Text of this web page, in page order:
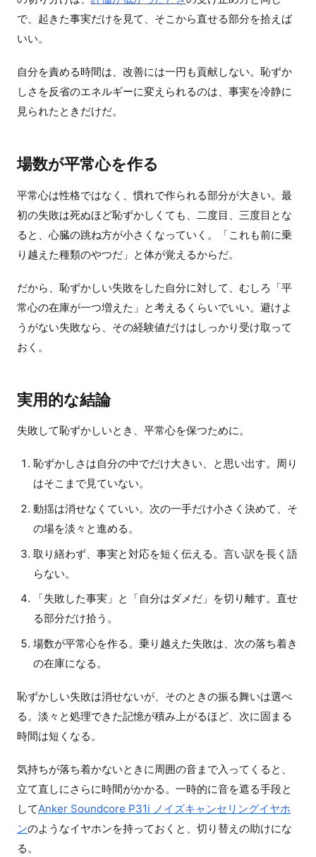
で、起きた事実だけを見て、そこから直せる部分を拾えば
いい。
自分を責める時間は、改善には一円も貢献しない。恥ずか
しさを反省のエネルギーに変えられるのは、事実を冷静に
見られたときだけだ。
場数が平常心を作る
平常心は性格ではなく、慣れで作られる部分が大きい。最
初の失敗は死ぬほど恥ずかしくても、二度目、三度目とな
ると、心臓の跳ね方が小さくなっていく。「これも前に乗
り越えた種類のやつだ」と体が覚えるからだ。
だから、恥ずかしい失敗をした自分に対して、むしろ「平
常心の在庫が一つ増えた」と考えるくらいでいい。避けよ
うがない失敗なら、その経験値だけはしっかり受け取って
おく。
実用的な結論
失敗して恥ずかしいとき、平常心を保つために。
恥ずかしさは自分の中でだけ大きい、と思い出す。周り
はそこまで見ていない。
動揺は消せなくていい。次の一手だけ小さく決めて、そ
の場を淡々と進める。
取り繕わず、事実と対応を短く伝える。言い訳を長く語
らない。
「失敗した事実」と「自分はダメだ」を切り離す。直せ
る部分だけ拾う。
場数が平常心を作る。乗り越えた失敗は、次の落ち着き
の在庫になる。
恥ずかしい失敗は消せないが、そのときの振る舞いは選べ
る。淡々と処理できた記憶が積み上がるほど、次に固まる
時間は短くなる。
気持ちが落ち着かないときに周囲の音まで入ってくると、
立て直しにさらに時間がかかる。一時的に音を遮る手段と
してAnker Soundcore P31i ノイズキャンセリングイヤホ
ンのようなイヤホンを持っておくと、切り替えの助けにな
る。